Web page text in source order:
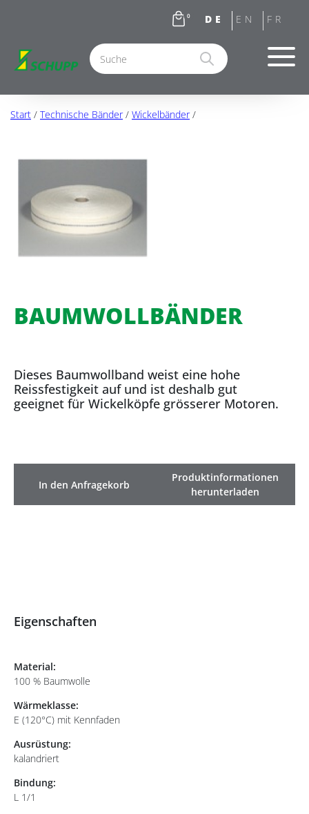
0
Start / Technische Bänder/ Wickelbänder/
BAUMWOLLBÄNDER
Dieses Baumwollband weist eine hohe
Reissfestigkeit auf und ist deshalb gut
geeignet für Wickelköpfe grösserer Motoren.
In den Anfragekorb
Produktinformationen
herunterladen
Eigenschaften
Material:
100 % Baumwolle
Wärmeklasse:
E (120°C) mit Kennfaden
Ausrüstung:
kalandriert
Bindung:
L 1/1